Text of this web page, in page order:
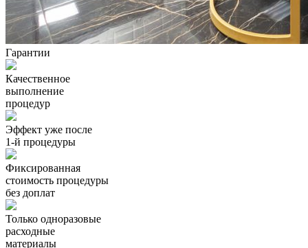
Гарантии
Качественное
выполнение
процедур
Эффект уже после
1-й процедуры
Фиксированная
стоимость процедуры
без доплат
Только одноразовые
расходные
материалы